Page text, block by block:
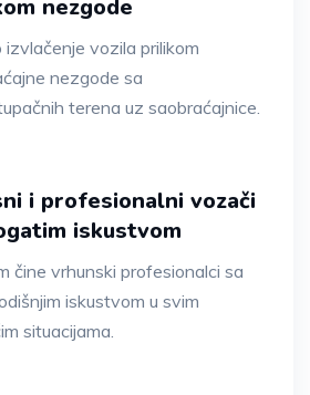
nezgode
izvlačenje vozila prilikom
nezgode sa
terena uz saobraćajnice.
i profesionalni vozači
iskustvom
čine vrhunski profesionalci sa
iskustvom u svim
situacijama.